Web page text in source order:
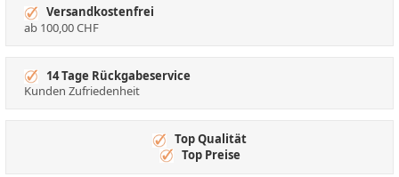
Versandkostenfrei
ab 100,00 CHF
14 Tage Rückgabeservice
Kunden Zufriedenheit
Top Qualität
Top Preise